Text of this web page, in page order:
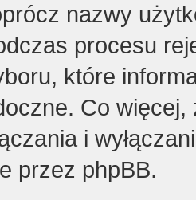
nazwy
procesu
które
Co
i
przez phpBB.